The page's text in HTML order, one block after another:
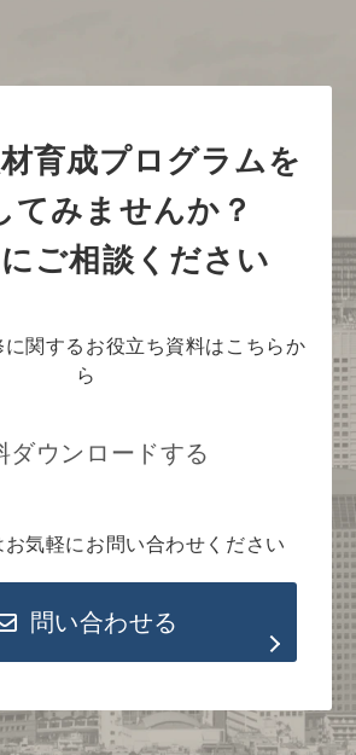
育成プログラムを
てみませんか？
ご相談ください
関するお役立ち資料はこちらか
ら
ダウンロードする
気軽にお問い合わせください
問い合わせる